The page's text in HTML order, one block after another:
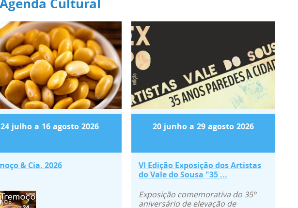
Agenda Cultural
do Centenário da Ordem dos Advogados "
& Cia. 2026
24 julho a 16 agosto 2026
& Cia. 2026
VI Edição Exposição dos
20 junho a 29 agosto 2026
VI Edição Exposição dos Artistas
do Vale do Sousa "35 ...
Exposição comemorativa do 35º
aniversário de elevação de